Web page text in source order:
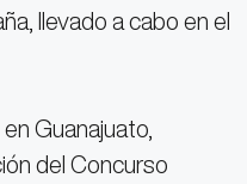
llevado a cabo en el
Guanajuato,
del Concurso